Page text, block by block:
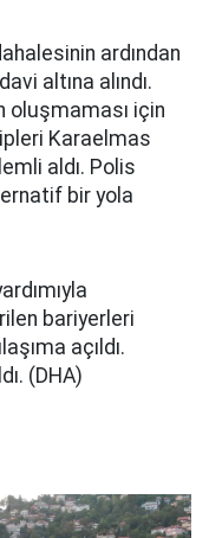
ardından
altına alındı.
oluşmaması için
Karaelmas
aldı. Polis
bir yola
bariyerleri
açıldı.
(DHA)